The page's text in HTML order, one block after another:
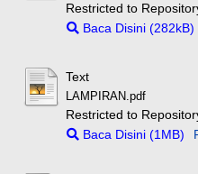
Restricted to
Baca Disini (282kB)
Text
LAMPIRAN.pdf
Restricted to
Baca Disini (1MB)